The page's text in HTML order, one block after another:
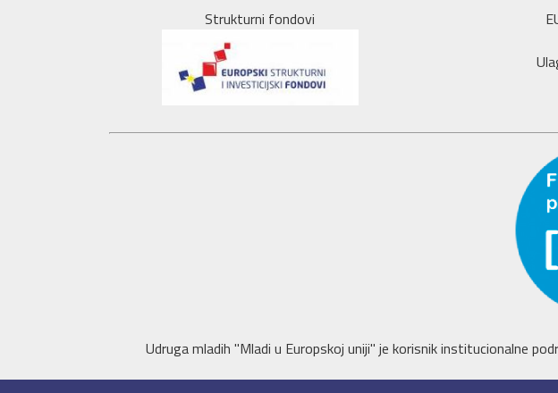
Strukturni fondovi
Udruga mladih "Mladi u Europskoj uniji" je korisnik institucionalne